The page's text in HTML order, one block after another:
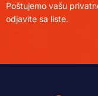
Poštujemo vašu
odjavite sa liste.